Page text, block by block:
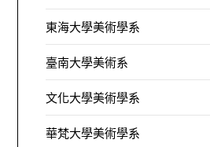
東海大學美術學系
臺南大學美術系
文化大學美術學系
華梵大學美術學系